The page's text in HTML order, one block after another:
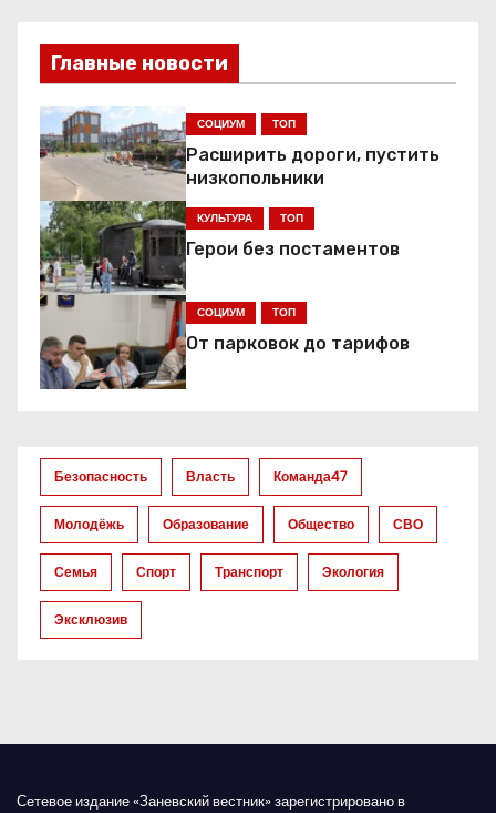
в
и
г
а
ц
и
я
п
з
а
п
и
с
м
Главные новости
СОЦИУМ ТОП
Расширить дороги, пустить
низкопольники
КУЛЬТУРА ТОП
Герои без постаментов
СОЦИУМ ТОП
От парковок до тарифов
Безопасность Власть Команда47
Молодёжь Образование Общество СВО
Семья Спорт Транспорт Экология
Эксклюзив
Сетевое издание «Заневский вестник» зарегистрировано в